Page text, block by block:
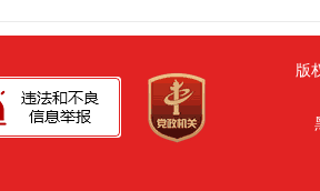
版